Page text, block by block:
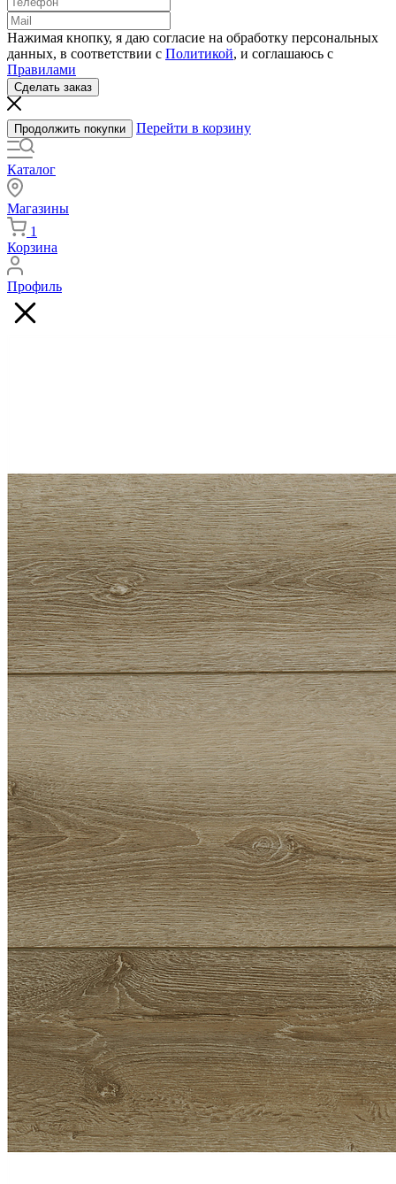
Нажимая кнопку, я даю согласие на обработку персональных
данных, в соответствии с Политикой, и соглашаюсь с
Правилами
Сделать заказ
Продолжить покупки Перейти в корзину
Каталог
Магазины
1
Корзина
Профиль